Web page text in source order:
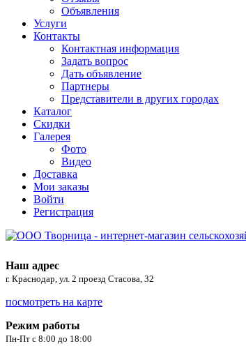
Объявления
Услуги
Контакты
Контактная информация
Задать вопрос
Дать объявление
Партнеры
Представители в других городах
Каталог
Скидки
Галерея
Фото
Видео
Доставка
Мои заказы
Войти
Регистрация
Наш адрес
г. Краснодар, ул. 2 проезд Стасова, 32
посмотреть на карте
Режим работы
Пн-Пт с 8:00 до 18:00